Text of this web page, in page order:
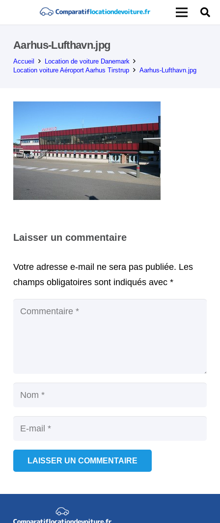
Aarhus-Lufthavn.jpg
Accueil
Location de voiture Danemark
Location voiture Aéroport Aarhus Tirstrup
Aarhus-Lufthavn.jpg
Laisser un commentaire
Votre adresse e-mail ne sera pas publiée. Les
champs obligatoires sont indiqués avec *
LAISSER UN COMMENTAIRE